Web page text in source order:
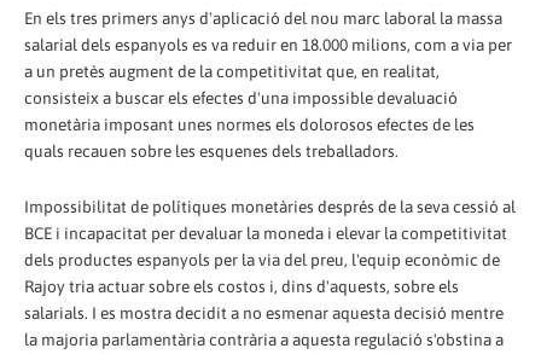
En els tres primers anys d'aplicació del nou marc laboral la massa
salarial dels espanyols es va reduir en 18.000 milions, com a via per
a un pretès augment de la competitivitat que, en realitat,
consisteix a buscar els efectes d'una impossible devaluació
monetària imposant unes normes els dolorosos efectes de les
quals recauen sobre les esquenes dels treballadors.
Impossibilitat de polítiques monetàries després de la seva cessió al
BCE i incapacitat per devaluar la moneda i elevar la competitivitat
dels productes espanyols per la via del preu, l'equip econòmic de
Rajoy tria actuar sobre els costos i, dins d'aquests, sobre els
salarials. I es mostra decidit a no esmenar aquesta decisió mentre
la majoria parlamentària contrària a aquesta regulació s'obstina a